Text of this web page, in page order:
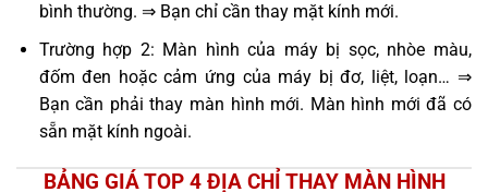
bình thường. ⇒ Bạn chỉ cần thay mặt kính mới.
Trường hợp 2: Màn hình của máy bị sọc, nhòe màu,
đốm đen hoặc cảm ứng của máy bị đơ, liệt, loạn… ⇒
Bạn cần phải thay màn hình mới. Màn hình mới đã có
sẵn mặt kính ngoài.
BẢNG GIÁ TOP 4 ĐỊA CHỈ THAY MÀN HÌNH